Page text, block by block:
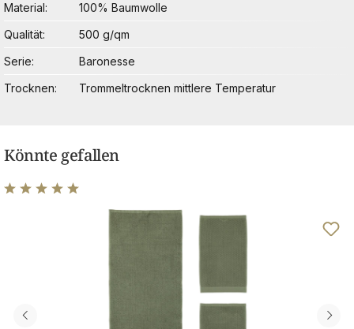
Material
100% Baumwolle
Qualität
500 g/qm
Serie
Baronesse
Trocknen
Trommeltrocknen mittlere Temperatur
Könnte gefallen
Durchschnittliche Bewertung von 5 von 5 Sternen